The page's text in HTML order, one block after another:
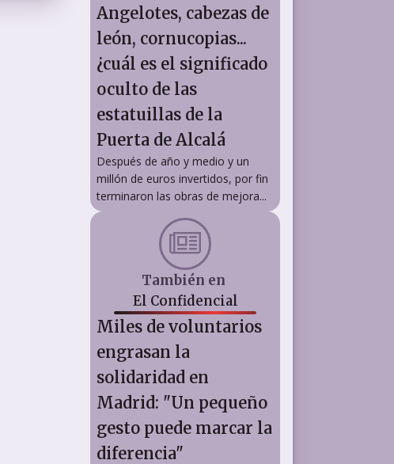
Angelotes, cabezas de
león, cornucopias...
¿cuál es el significado
oculto de las
estatuillas de la
Puerta de Alcalá
Después de año y medio y un
millón de euros invertidos, por fin
terminaron las obras de mejora...
También en
El Confidencial
Miles de voluntarios
engrasan la
solidaridad en
Madrid: "Un pequeño
gesto puede marcar la
diferencia"